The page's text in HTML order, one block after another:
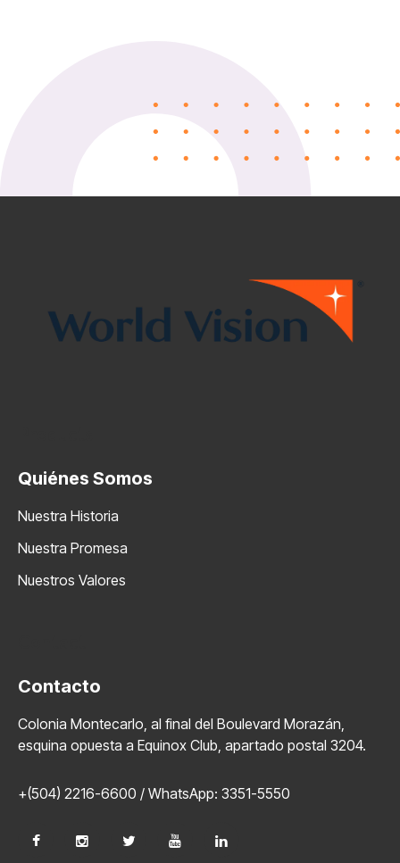
Quiénes Somos
Nuestra Historia
Nuestra Promesa
Nuestros Valores
Contacto
Colonia Montecarlo, al final del Boulevard Morazán,
esquina opuesta a Equinox Club, apartado postal 3204.
+(504) 2216-6600 / WhatsApp: 3351-5550